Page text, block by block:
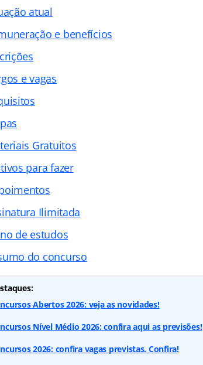
atual
e benefícios
e vagas
Gratuitos
para fazer
Ilimitada
de estudos
do concurso
Abertos 2026: veja as novidades!
Nível Médio 2026: confira aqui as previsões!
2026: confira vagas previstas. Confira!